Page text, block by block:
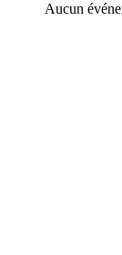
Aucun